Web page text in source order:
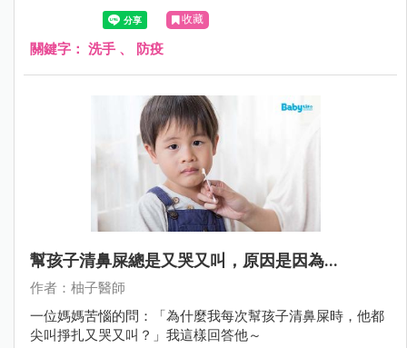
收藏
關鍵字： 洗手 、 防疫
幫孩子清鼻屎總是又哭又叫，原因是因為...
作者：柚子醫師
一位媽媽苦惱的問：「為什麼我每次幫孩子清鼻屎時，他都
尖叫掙扎又哭又叫？」我這樣回答他～